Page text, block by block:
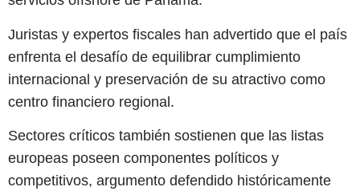
Juristas y expertos fiscales han advertido que el país
enfrenta el desafío de equilibrar cumplimiento
internacional y preservación de su atractivo como
centro financiero regional.
Sectores críticos también sostienen que las listas
europeas poseen componentes políticos y
competitivos, argumento defendido históricamente